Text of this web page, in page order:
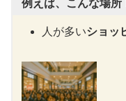
例えば、こんな場所
人が多いショッ